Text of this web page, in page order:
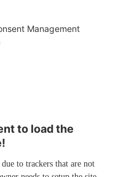
Management
to load the
to trackers that are not